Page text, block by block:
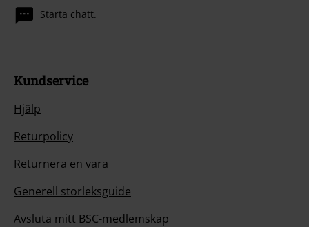
Starta chatt.
Kundservice
Hjälp
Returpolicy
Returnera en vara
Generell storleksguide
Avsluta mitt BSC-medlemskap